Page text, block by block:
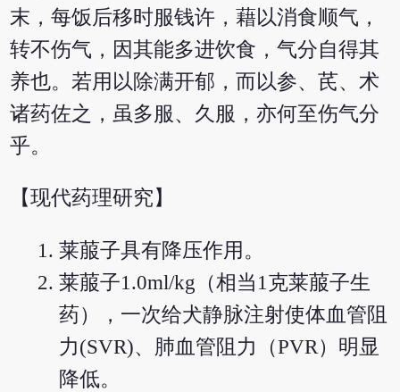
末，每饭后移时服钱许，藉以消食顺气，
转不伤气，因其能多进饮食，气分自得其
养也。若用以除满开郁，而以参、芪、术
诸药佐之，虽多服、久服，亦何至伤气分
乎。
【现代药理研究】
莱菔子具有降压作用。
莱菔子1.0ml/kg（相当1克莱菔子生
药），一次给犬静脉注射使体血管阻
力(SVR)、肺血管阻力（PVR）明显
降低。